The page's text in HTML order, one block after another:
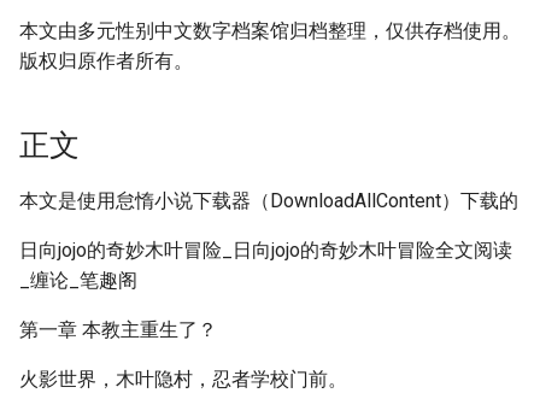
本文由多元性别中文数字档案馆归档整理，仅供存档使用。
版权归原作者所有。
正文
本文是使用怠惰小说下载器（DownloadAllContent）下载的
日向jojo的奇妙木叶冒险_日向jojo的奇妙木叶冒险全文阅读
_缠论_笔趣阁
第一章 本教主重生了？
火影世界，木叶隐村，忍者学校门前。